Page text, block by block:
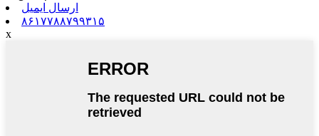
ارسال ایمیل
۸۶۱۷۷۸۸۷۹۹۳۱۵
x